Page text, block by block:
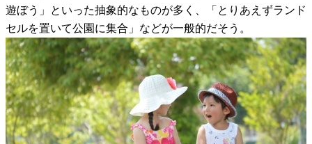
遊ぼう」といった抽象的なものが多く、「とりあえずランド
セルを置いて公園に集合」などが一般的だそう。